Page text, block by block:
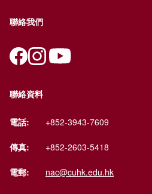
聯絡我們
聯絡資料
電話: +852-3943-7609
傳真: +852-2603-5418
電郵: nac@cuhk.edu.hk